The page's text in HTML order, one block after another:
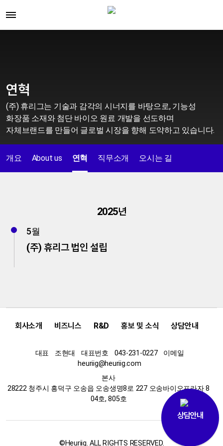
연혁
(주) 휴리그는 기술과 감각의 시너지를 바탕으로, 기능성
화장품 소재와 첨단 바이오 원료 개발을 선도하며
자체브랜드를 만들어 글로벌 시장을 향해 도약하고 있습니다.
개요 About us 연혁 직무소개 오시는 길
2025년
5월
(주) 휴리그 법인 설립
회사소개 비즈니스 R&D 홍보 및 소식 상담안내
대표 조현대 대표번호 043-231-0227
이메일
heuriig@heuriig.com
본사
28222 청주시 흥덕구 오송읍 오송생명8로 227 오송바이오프라자 8
04호, 805호
©Heuriig. ALL RIGHTS RESERVED.
상담안내